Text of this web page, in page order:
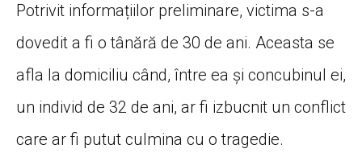
Potrivit informațiilor preliminare, victima s-a
dovedit a fi o tânără de 30 de ani. Aceasta se
afla la domiciliu când, între ea și concubinul ei,
un individ de 32 de ani, ar fi izbucnit un conflict
care ar fi putut culmina cu o tragedie.